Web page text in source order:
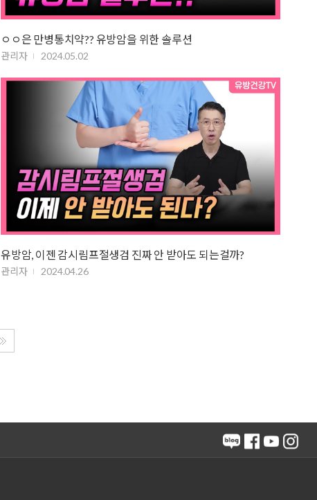
ㅇㅇ은 만병통치약?? 유방암을 위한 솔루션
관리자 2024.05.02
유방암, 이젠 감시림프절생검 진짜 안 받아도 되는걸까?
관리자 2024.04.26